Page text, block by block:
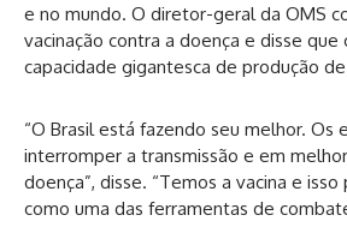
e no mundo. O diretor-geral da OMS
vacinação contra a doença e disse que
capacidade gigantesca de produção
“O Brasil está fazendo seu melhor. Os
interromper a transmissão e em
doença”, disse. “Temos a vacina e
como uma das ferramentas de